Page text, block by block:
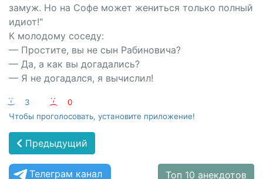
замуж. Но на Софе может жениться только полный
идиот!"
К молодому соседу:
— Простите, вы не сын Рабиновича?
— Да, а как вы догадались?
— Я не догадался, я вычислил!
:-) 3 :-(
0
Чтобы проголосовать, установите приложение!
Предыдущий
Телеграм канал Топ 10 анекдотов